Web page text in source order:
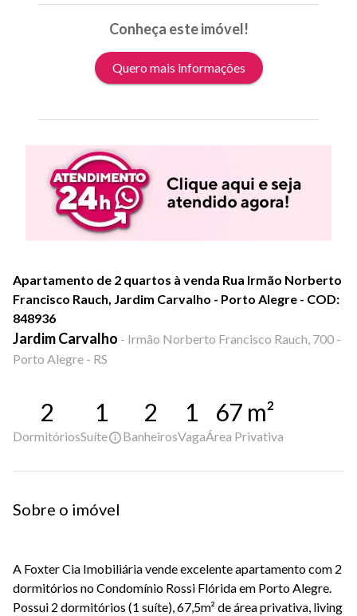
Conheça este imóvel!
Quero mais informações
Apartamento de 2 quartos à venda Rua Irmão Norberto
Francisco Rauch, Jardim Carvalho - Porto Alegre - COD:
848936
Jardim Carvalho - Irmão Norberto Francisco Rauch, 700 -
Porto Alegre - RS
2
Dormitórios
1
Suíte
2
Banheiros
1
Vaga
67 m²
Área Privativa
Sobre o imóvel
A Foxter Cia Imobiliária vende excelente apartamento com 2
dormitórios no Condomínio Rossi Flórida em Porto Alegre.
Possui 2 dormitórios (1 suíte), 67,5m² de área privativa, living